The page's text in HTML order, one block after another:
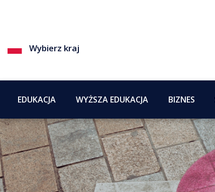
Wybierz kraj
EDUKACJA WYŻSZA EDUKACJA BIZNES